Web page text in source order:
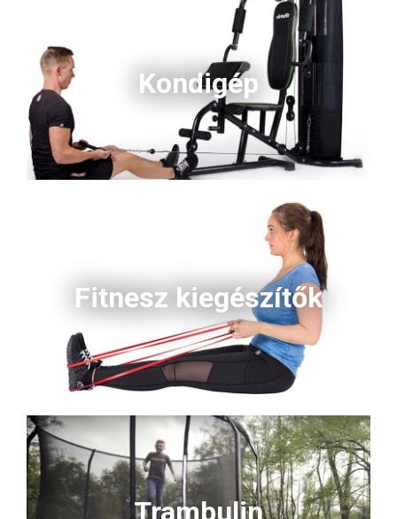
Kondigép
Fitnesz kiegészítők
Trambulin